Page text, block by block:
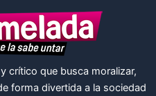
crítico que busca moralizar,
forma divertida a la sociedad